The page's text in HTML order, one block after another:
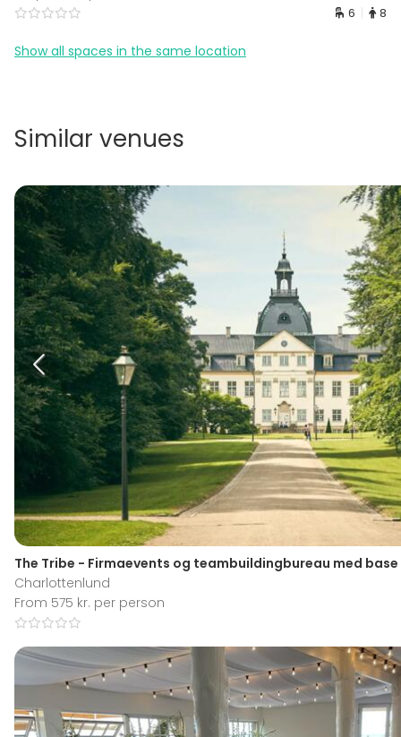
6 8
Show all spaces in the same location
Similar venues
The Tribe - Firmaevents og teambuildingbureau med
Charlottenlund
From 575 kr. per person